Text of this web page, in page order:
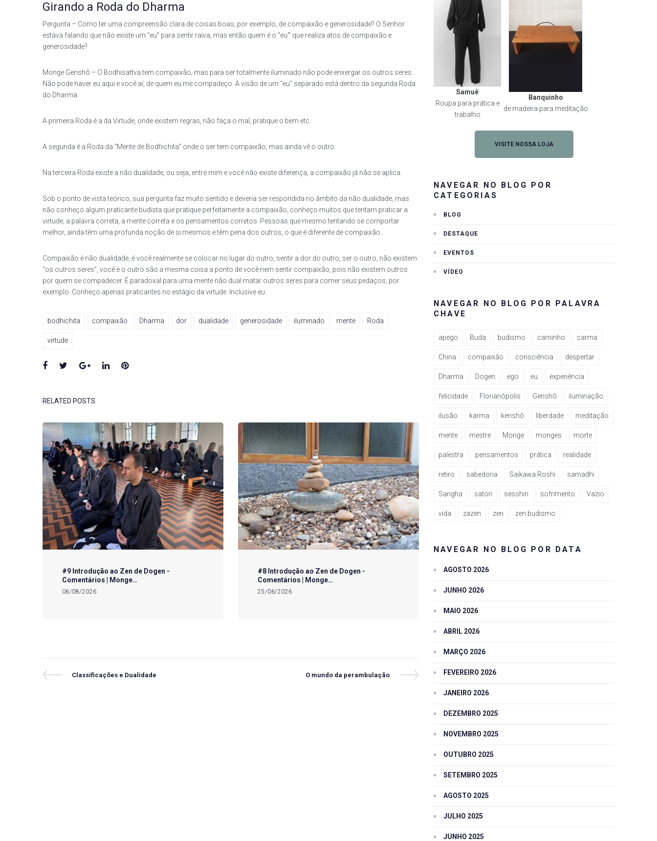
Girando a Roda do Dharma
Pergunta – Como ter uma compreensão clara de coisas boas, por exemplo, de compaixão e generosidade? O Senhor
estava falando que não existe um “eu” para sentir raiva, mas então quem é o “eu”’ que realiza atos de compaixão e
generosidade?
Monge Genshô – O Bodhisattva tem compaixão, mas para ser totalmente iluminado não pode enxergar os outros seres.
Não pode haver eu aqui e você aí, de quem eu me compadeço. A visão de um “eu” separado está dentro da segunda Roda
do Dharma.
A primeira Roda é a da Virtude, onde existem regras, não faça o mal, pratique o bem etc.
A segunda é a Roda da “Mente de Bodhichita” onde o ser tem compaixão, mas ainda vê o outro.
Na terceira Roda existe a não dualidade, ou seja, entre mim e você não existe diferença, a compaixão já não se aplica.
Sob o ponto de vista teórico, sua pergunta faz muito sentido e deveria ser respondida no âmbito da não dualidade, mas
não conheço algum praticante budista que pratique perfeitamente a compaixão, conheço muitos que tentam praticar a
virtude, a palavra correta, a mente correta e os pensamentos corretos. Pessoas que mesmo tentando se comportar
melhor, ainda têm uma profunda noção de si mesmos e têm pena dos outros, o que é diferente de compaixão.
Compaixão é não dualidade, é você realmente se colocar no lugar do outro, sentir a dor do outro, ser o outro, não existem
“os outros seres”, você e o outro são a mesma coisa a ponto de você nem sentir compaixão, pois não existem outros
por quem se compadecer. É paradoxal para uma mente não dual matar outros seres para comer seus pedaços, por
exemplo. Conheço apenas praticantes no estágio da virtude. Inclusive eu.
bodhichita compaixão Dharma dor dualidade generosidade iluminado mente Roda
virtude
Facebook
TwitterGoogle+LinkedInPinterest
RELATED POSTS
#9 Introdução ao Zen de Dogen -
Comentários | Monge…
06/08/2026
#8 Introdução ao Zen de Dogen -
Comentários | Monge…
25/06/2026
Navegação
Previous
Classificações e Dualidade
Next
O mundo da perambulação
Samuê
Roupa para prática e
trabalho
Banquinho
de madeira para meditação
VISITE NOSSA LOJA
NAVEGAR NO BLOG POR
CATEGORIAS
BLOG
DESTAQUE
EVENTOS
VÍDEO
NAVEGAR NO BLOG POR PALAVRA
CHAVE
apego Buda budismo caminho carma
China compaixão consciência despertar
Dharma Dogen ego eu experiência
felicidade Florianópolis Genshô iluminação
ilusão karma kenshô liberdade meditação
mente mestre Monge monges morte
palestra pensamentos prática realidade
retiro sabedoria Saikawa Roshi samadhi
Sangha satori sesshin sofrimento Vazio
vida zazen zen zen budismo
NAVEGAR NO BLOG POR DATA
AGOSTO 2026
JUNHO 2026
MAIO 2026
ABRIL 2026
MARÇO 2026
FEVEREIRO 2026
JANEIRO 2026
DEZEMBRO 2025
NOVEMBRO 2025
OUTUBRO 2025
SETEMBRO 2025
AGOSTO 2025
JULHO 2025
JUNHO 2025